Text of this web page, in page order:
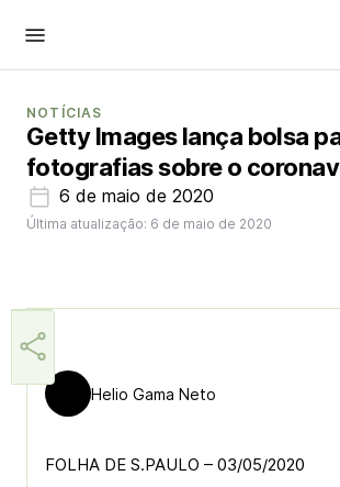
NOTÍCIAS
Getty Images lança bolsa
fotografias sobre o
6 de maio de 2020
Última atualização: 6 de maio de 2020
Helio Gama Neto
FOLHA DE S.PAULO – 03/05/2020